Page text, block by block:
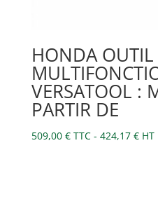
HONDA OUTIL
VERSATOOL :
PARTIR DE
509,00 € TTC - 424,17 €HT